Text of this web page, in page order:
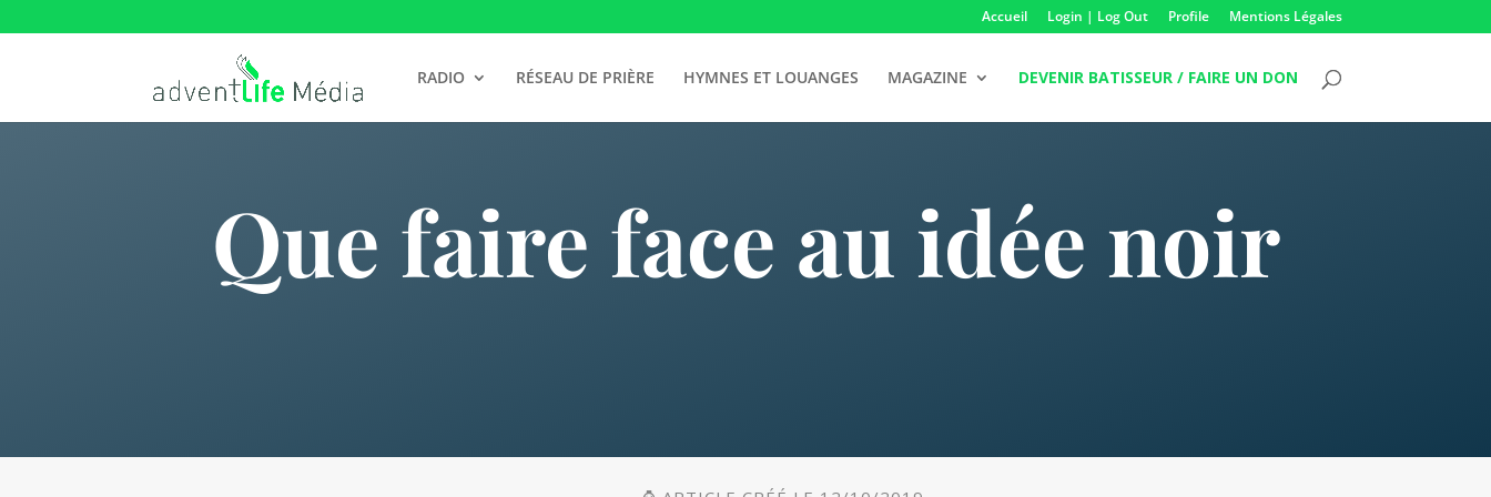
Accueil Login | Log Out Profile Mentions Légales
RADIO RÉSEAU DE PRIÈRE HYMNES ET LOUANGES MAGAZINE DEVENIR BATISSEUR / FAIRE UN DON
Que faire face au idée noir